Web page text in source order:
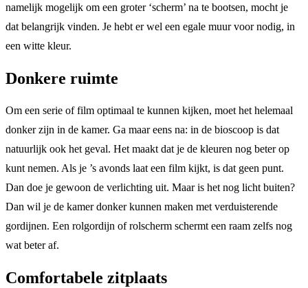
namelijk mogelijk om een groter ‘scherm’ na te bootsen, mocht je
dat belangrijk vinden. Je hebt er wel een egale muur voor nodig, in
een witte kleur.
Donkere ruimte
Om een serie of film optimaal te kunnen kijken, moet het helemaal
donker zijn in de kamer. Ga maar eens na: in de bioscoop is dat
natuurlijk ook het geval. Het maakt dat je de kleuren nog beter op
kunt nemen. Als je ’s avonds laat een film kijkt, is dat geen punt.
Dan doe je gewoon de verlichting uit. Maar is het nog licht buiten?
Dan wil je de kamer donker kunnen maken met verduisterende
gordijnen. Een rolgordijn of rolscherm schermt een raam zelfs nog
wat beter af.
Comfortabele zitplaats